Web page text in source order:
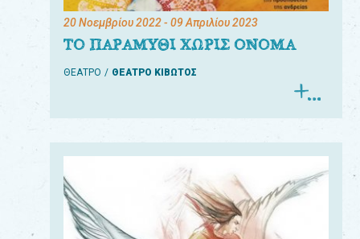
20 Νοεμβρίου 2022- 09 Απριλίου 2023
ΤΟ ΠΑΡΑΜΥΘΙ ΧΩΡΙΣ ΟΝΟΜΑ
ΘΕΑΤΡΟ ΘΕΑΤΡΟ ΚΙΒΩΤΟΣ